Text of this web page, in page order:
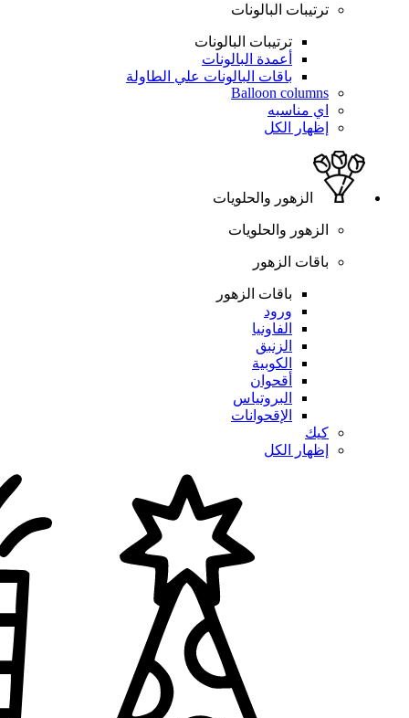
ترتيبات البالونات
ترتيبات البالونات
أعمدة البالونات
باقات البالونات علي الطاولة
Balloon columns
اي مناسبه
إظهار الكل
الزهور والحلويات
الزهور والحلويات
باقات الزهور
باقات الزهور
ورود
الفاونيا
الزنبق
الكوبية
أقحوان
البروتياس
الإقحوانات
كيك
إظهار الكل